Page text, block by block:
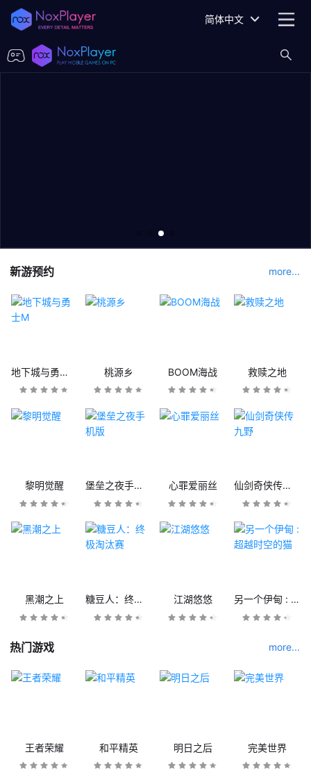
简体中文
新游预约 more...
地下城与勇士M 桃源乡 BOOM海战 救赎之地
黎明觉醒 堡垒之夜手机版 心罪爱丽丝 仙剑奇侠传九野
黑潮之上 糖豆人：终极淘汰赛 江湖悠悠 另一个伊甸 : 超越时空的猫
热门游戏 more...
王者荣耀 和平精英 明日之后 完美世界